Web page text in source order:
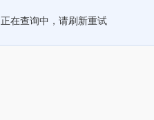
正在查询中，请刷新重试